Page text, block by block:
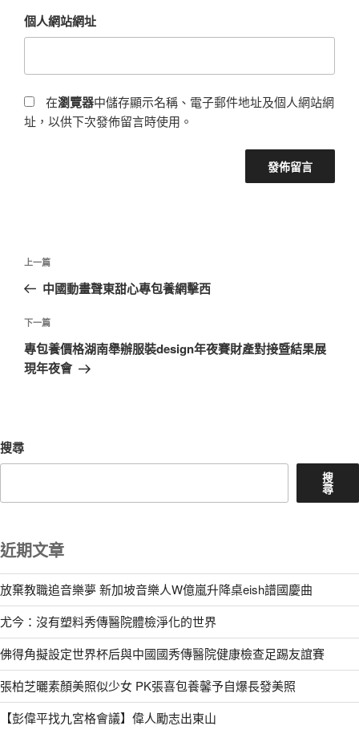
個人網站網址
在瀏覽器中儲存顯示名稱、電子郵件地址及個人網站網
址，以供下次發佈留言時使用。
文
導
覽
上
一
文
章
上一篇
中國動畫聲東甜心專包養網擊西
下
一
篇
下一篇
專包養價格湖南舉辦服裝design年夜賽財產對接暨結果展
現年夜會
搜尋
搜
尋
近期文章
放棄教職追音樂夢 新加坡音樂人W億嵐升降桌eish譜國慶曲
尤今：沒有塑料秀傳醫院體檢淨化的世界
佛得角擬設定世界杯后與中國國秀傳醫院健康檢查足踢友誼賽
張柏芝曬素顏美照似少女 PK張喜包養馨予自爆長發美照
【彭偉平找九宮格會議】偉人勵志出東山